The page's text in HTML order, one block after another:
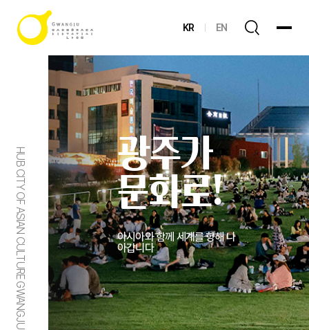
KR EN
HUB CITY OF ASIAN CULTURE GWANGJU
광주가
문화로!
아시아와 함께 세계를 향해 나
아갑니다